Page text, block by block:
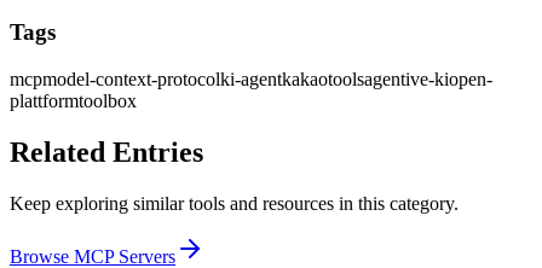
Tags
mcpmodel-context-protocolki-agentkakaotoolsagentive-kiopen-
plattformtoolbox
Related Entries
Keep exploring similar tools and resources in this category.
Browse MCP Servers